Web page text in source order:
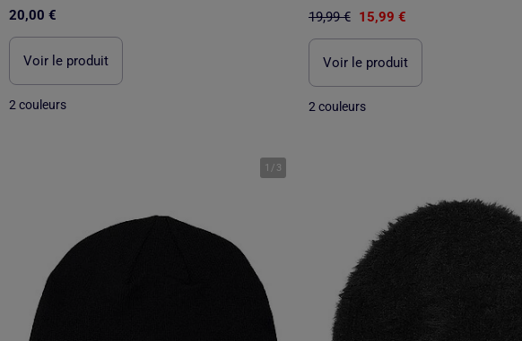
20,00 €
Voir le produit
2 couleurs
19,99 € 15,99 €
Voir le produit
2 couleurs
1 / 3